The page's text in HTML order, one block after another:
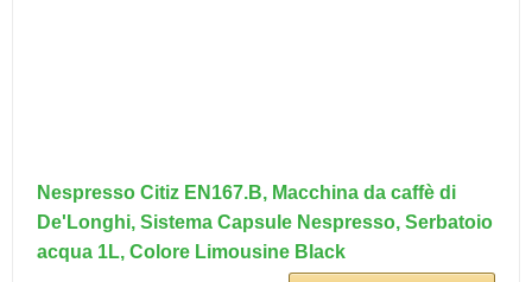
Nespresso Citiz EN167.B, Macchina da caffè di
De'Longhi, Sistema Capsule Nespresso, Serbatoio
acqua 1L, Colore Limousine Black